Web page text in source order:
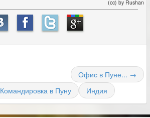
(cc) by Rushan
Офис в Пуне... →
Командировка в Пуну Индия